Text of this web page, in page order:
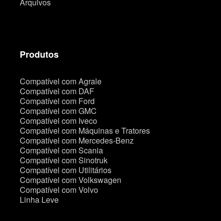
Produtos
Compatível com Agrale
Compatível com DAF
Compatível com Ford
Compatível com GMC
Compatível com Iveco
Compatível com Máquinas e Tratores
Compatível com Mercedes-Benz
Compatível com Scania
Compatível com Sinotruk
Compatível com Utilitários
Compatível com Volkswagen
Compatível com Volvo
Linha Leve